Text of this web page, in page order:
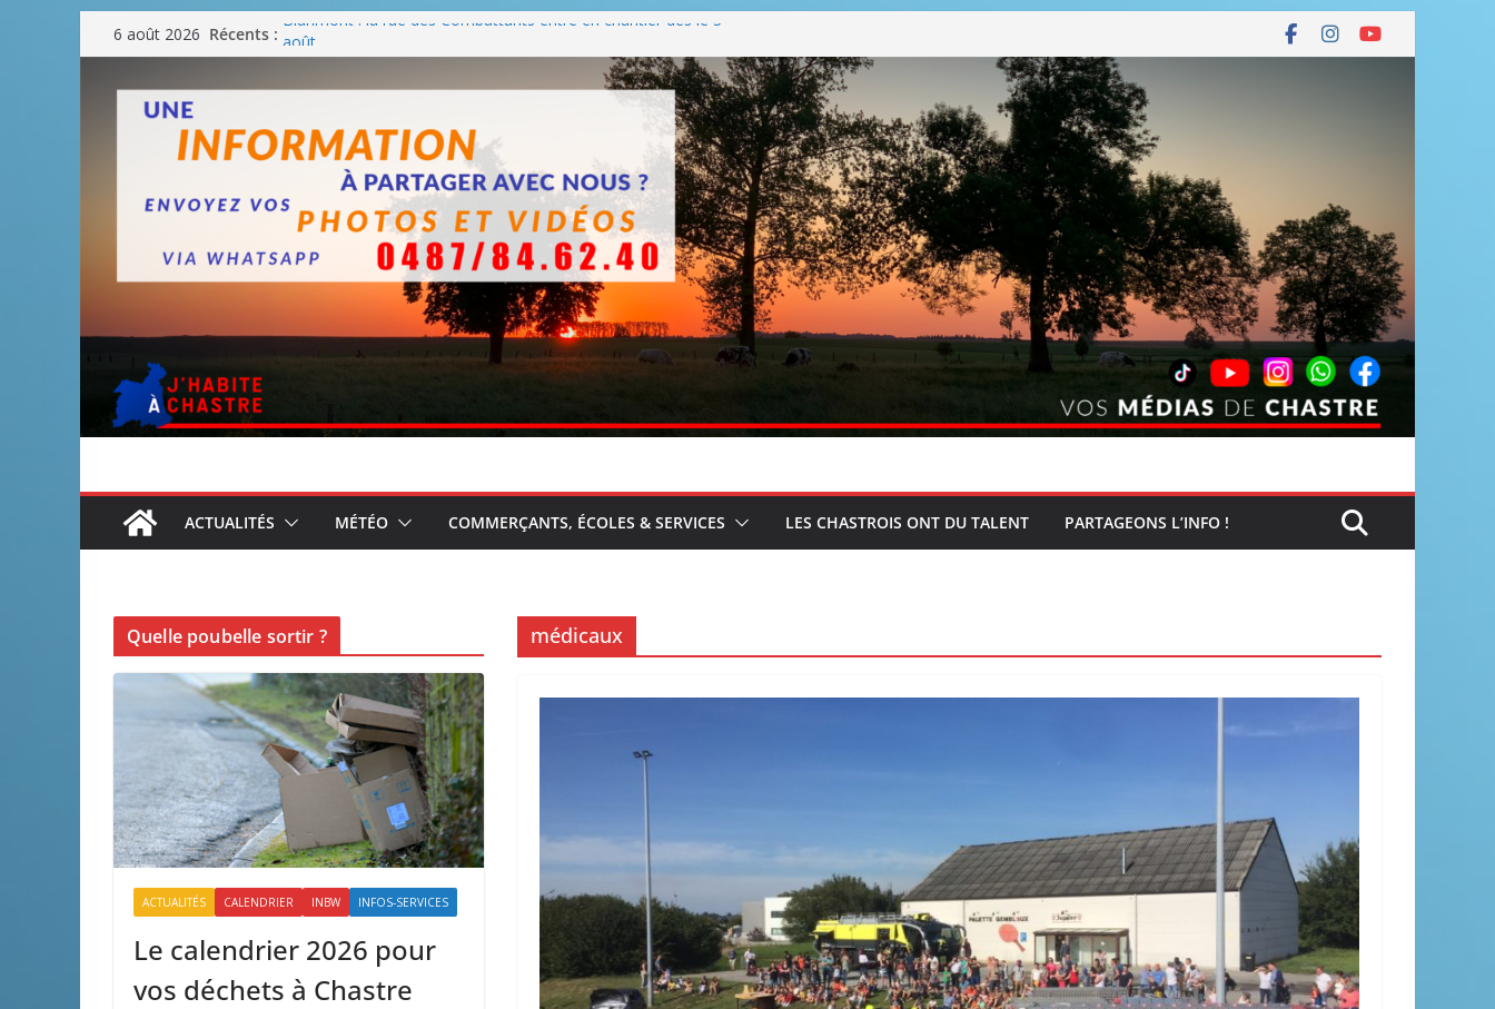
Passer
au
contenu
6 août 2026 Récents :
Blanmont : la rue des Combattants entre en chantier dès le 3
août
Une fête nationale sans drache
ACTUALITÉS MÉTÉO COMMERÇANTS, ÉCOLES & SERVICES LES CHASTROIS ONT DU TALENT PARTAGEONS L’INFO !
médicaux
Quelle poubelle sortir ?
ACTUALITÉS CALENDRIER INBW INFOS-SERVICES
Le calendrier 2026 pour
vos déchets à Chastre